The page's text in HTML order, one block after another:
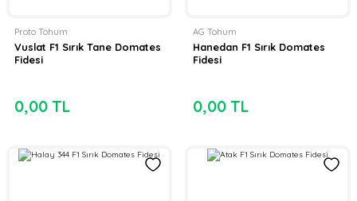
Proto Tohum
Vuslat F1 Sırık Tane Domates
Fidesi
0,00 TL
AG Tohum
Hanedan F1 Sırık Domates
Fidesi
0,00 TL